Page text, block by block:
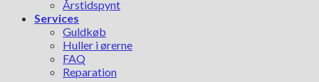
Årstidspynt
Services
Guldkøb
Huller i ørerne
FAQ
Reparation